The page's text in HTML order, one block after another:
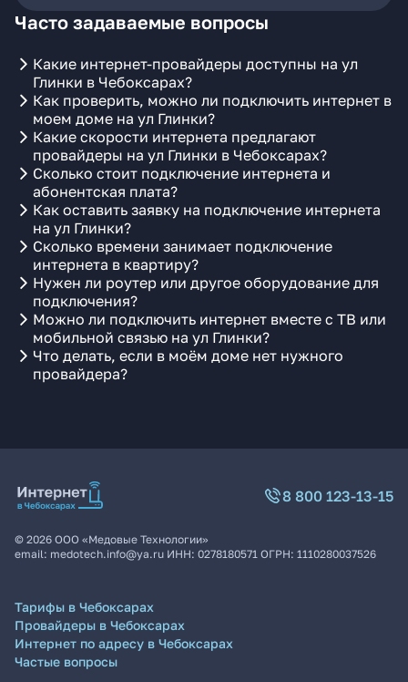
Часто задаваемые вопросы
Какие интернет-провайдеры доступны на ул
Глинки в Чебоксарах?
Как проверить, можно ли подключить интернет в
моем доме на ул Глинки?
Какие скорости интернета предлагают
провайдеры на ул Глинки в Чебоксарах?
Сколько стоит подключение интернета и
абонентская плата?
Как оставить заявку на подключение интернета
на ул Глинки?
Сколько времени занимает подключение
интернета в квартиру?
Нужен ли роутер или другое оборудование для
подключения?
Можно ли подключить интернет вместе с ТВ или
мобильной связью на ул Глинки?
Что делать, если в моём доме нет нужного
провайдера?
8 800 123-13-15
© 2026 ООО «Медовые Технологии»
email: medotech.info@ya.ru ИНН: 0278180571 ОГРН: 1110280037526
Тарифы в Чебоксарах
Провайдеры в Чебоксарах
Интернет по адресу в Чебоксарах
Частые вопросы